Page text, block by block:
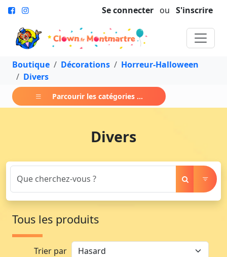
Se connecter ou S'inscrire
Boutique Décorations
Horreur-Halloween
Divers
Parcourir les catégories ...
Divers
Tous les produits
Trier par